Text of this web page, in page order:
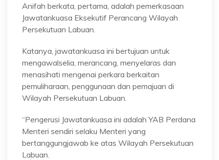
Anifah berkata, pertama, adalah pemerkasaan
Jawatankuasa Eksekutif Perancang Wilayah
Persekutuan Labuan.
Katanya, jawatankuasa ini bertujuan untuk
mengawalselia, merancang, menyelaras dan
menasihati mengenai perkara berkaitan
pemuliharaan, penggunaan dan pemajuan di
Wilayah Persekutuan Labuan.
“Pengerusi Jawatankuasa ini adalah YAB Perdana
Menteri sendiri selaku Menteri yang
bertanggungjawab ke atas Wilayah Persekutuan
Labuan.